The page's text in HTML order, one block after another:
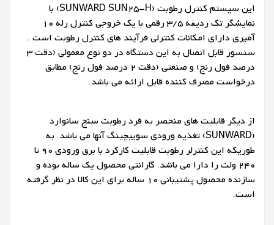
این سیستم کنترل رطوبت (SUNWARD SUN25-H) با
نمایشگر تک ردیفه 3/5 رقمی با یک خروجی کنترل رله 10
آمپری دارای امکانات کنترلی فرآیند های کنترل رطوبت است .
سنسور قابل اتصال به این دستگاه در دو نوع معمولی (دقت 3
درصد فول رنج) و صنعتی (دقت 2 درصد فول رنج) مطابق
درخواست مصرف کننده قابل ارائه می باشد.
از دیگر قابلیت های منحصر به فرد رطوبت سنج سانوارد
(SUNWARD) تغذیه ورودی سوییچینگ آنها می باشد. به
طوریکه این کنترلر رطوبت قابلیت کارکرد با برق ورودی 90 تا
240 ولت را دارا می باشد. گارانتی محصول یک ساله بوده و
سازنده محصول پشتیبانی 10 ساله برای این کالا در نظر گرفته
است.